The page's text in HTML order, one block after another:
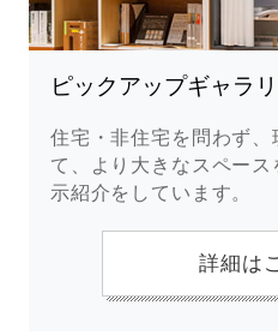
ピックアップギャラ
住宅・非住宅を問わず
て、より大きなスペー
示紹介をしています。
詳細は